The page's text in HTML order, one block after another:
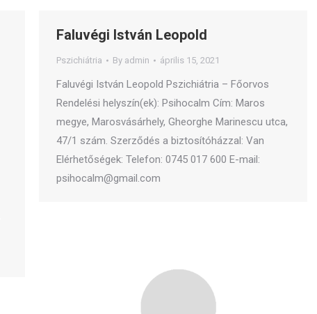
Faluvégi István Leopold
Pszichiátria By admin április 15, 2021
Faluvégi István Leopold Pszichiátria – Főorvos
Rendelési helyszín(ek): Psihocalm Cím: Maros
megye, Marosvásárhely, Gheorghe Marinescu utca,
47/1 szám. Szerződés a biztosítóházzal: Van
Elérhetőségek: Telefon: 0745 017 600 E-mail:
psihocalm@gmail.com